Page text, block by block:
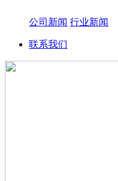
公司新闻 行业新闻
联系我们